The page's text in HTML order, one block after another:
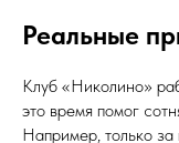
Реальные
Клуб «Николино»
это время помог
Например, только за